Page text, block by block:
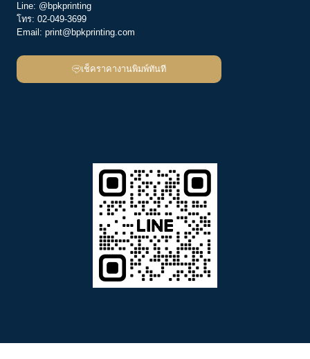
Line: @bpkprinting
โทร: 02-049-3699
Email: print@bpkprinting.com
เช็คราคางานพิมพ์ทันที